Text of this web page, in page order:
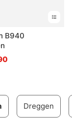
B940
Dreggen